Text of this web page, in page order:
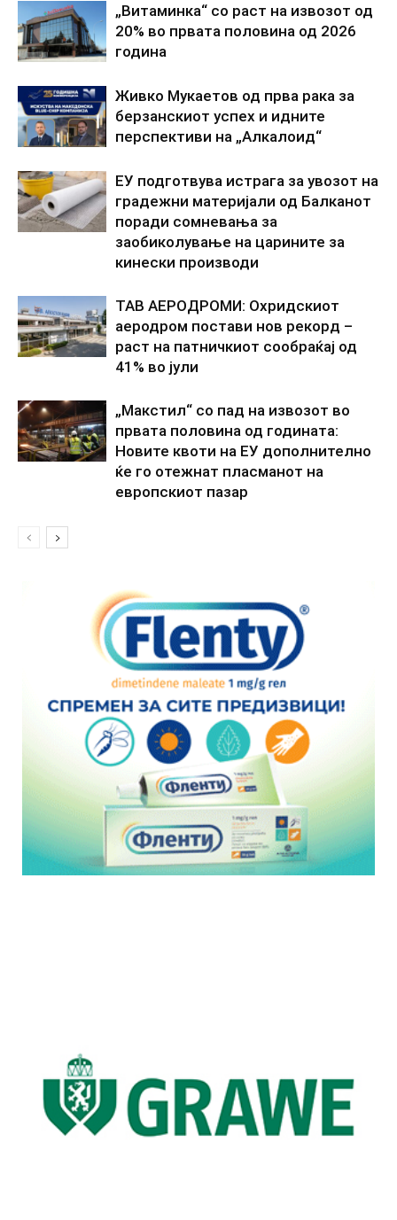
„Витаминка“ со раст на извозот од
20% во првата половина од 2026
година
Живко Мукаетов од прва рака за
берзанскиот успех и идните
перспективи на „Алкалоид“
ЕУ подготвува истрага за увозот на
градежни материјали од Балканот
поради сомневања за
заобиколување на царините за
кинески производи
ТАВ АЕРОДРОМИ: Охридскиот
аеродром постави нов рекорд –
раст на патничкиот сообраќај од
41% во јули
„Макстил“ со пад на извозот во
првата половина од годината:
Новите квоти на ЕУ дополнително
ќе го отежнат пласманот на
европскиот пазар